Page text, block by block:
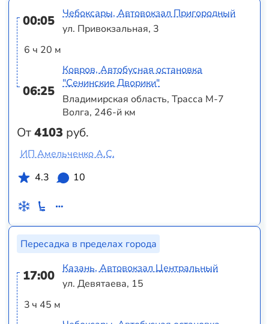
00:05
6 ч 20 м
06:25
От4103 руб.
Чебоксары, Автовокзал Пригородный
ул. Привокзальная, 3
Ковров, Автобусная остановка
"Сенинские Дворики"
Владимирская область, Трасса М-7
Волга, 246-й км
ИП Амельченко А.С.
4.3
10
Пересадка в пределах города
17:00
3 ч 45 м
Казань, Автовокзал Центральный
ул. Девятаева, 15